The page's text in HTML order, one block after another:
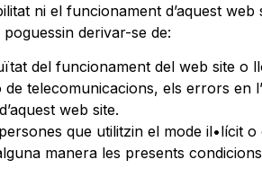
ni el funcionament d’aquest
derivar-se de:
del funcionament del web site o
telecomunicacions, els errors en
web site.
que utilitzin el mode il•lícit
manera les presents